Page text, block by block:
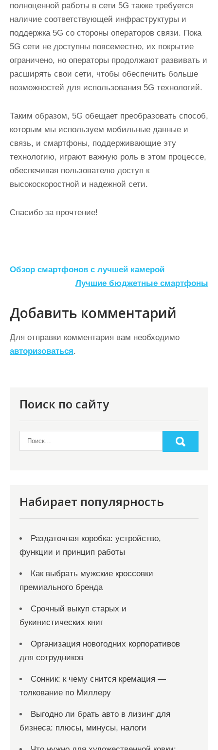
полноценной работы в сети 5G также требуется
наличие соответствующей инфраструктуры и
поддержка 5G со стороны операторов связи. Пока
5G сети не доступны повсеместно, их покрытие
ограничено, но операторы продолжают развивать и
расширять свои сети, чтобы обеспечить больше
возможностей для использования 5G технологий.
Таким образом, 5G обещает преобразовать способ,
которым мы используем мобильные данные и
связь, и смартфоны, поддерживающие эту
технологию, играют важную роль в этом процессе,
обеспечивая пользователю доступ к
высокоскоростной и надежной сети.
Спасибо за прочтение!
Н
в
и
г
а
м
Обзор смартфонов с лучшей камерой
Лучшие бюджетные смартфоны
Добавить комментарий
Для отправки комментария вам необходимо
авторизоваться.
Поиск по сайту
Набирает популярность
Раздаточная коробка: устройство,
функции и принцип работы
Как выбрать мужские кроссовки
премиального бренда
Срочный выкуп старых и
букинистических книг
Организация новогодних корпоративов
для сотрудников
Сонник: к чему снится кремация —
толкование по Миллеру
Выгодно ли брать авто в лизинг для
бизнеса: плюсы, минусы, налоги